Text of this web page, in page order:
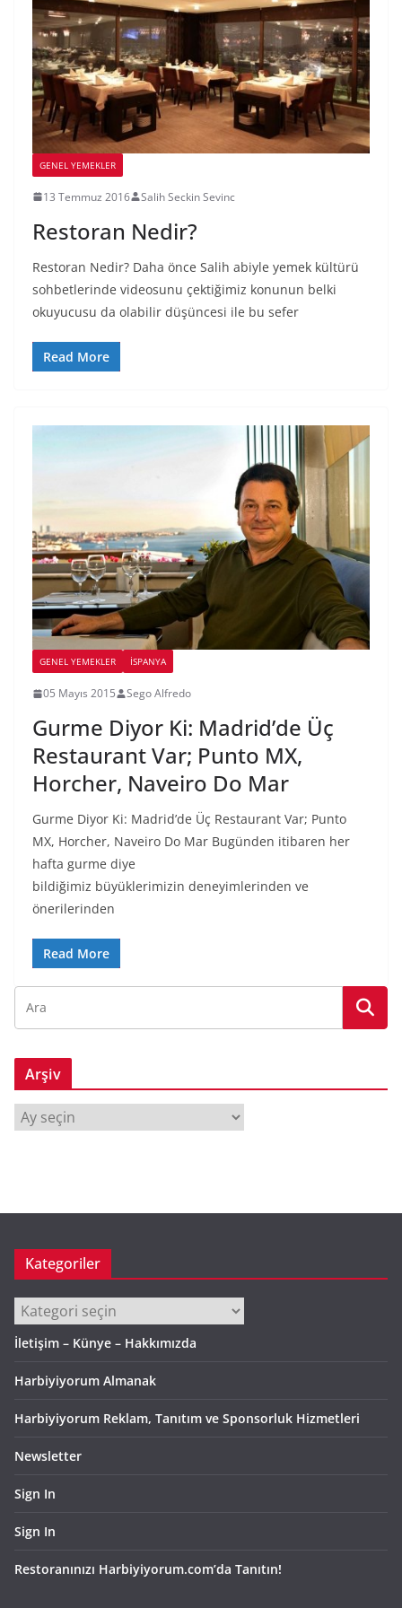
GENEL YEMEKLER
13 Temmuz 2016 Salih Seckin Sevinc
Restoran Nedir?
Restoran Nedir? Daha önce Salih abiyle yemek kültürü
sohbetlerinde videosunu çektiğimiz konunun belki
okuyucusu da olabilir düşüncesi ile bu sefer
Read More
GENEL YEMEKLER İSPANYA
05 Mayıs 2015 Sego Alfredo
Gurme Diyor Ki: Madrid’de Üç
Restaurant Var; Punto MX,
Horcher, Naveiro Do Mar
Gurme Diyor Ki: Madrid’de Üç Restaurant Var; Punto
MX, Horcher, Naveiro Do Mar Bugünden itibaren her
hafta gurme diye
bildiğimiz büyüklerimizin deneyimlerinden ve
önerilerinden
Read More
Arşiv
r
Kategoriler
Kategoriler
İletişim – Künye – Hakkımızda
Harbiyiyorum Almanak
Harbiyiyorum Reklam, Tanıtım ve Sponsorluk Hizmetleri
Newsletter
Sign In
Sign In
Restoranınızı Harbiyiyorum.com’da Tanıtın!